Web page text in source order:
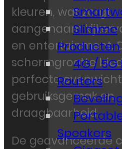
Slimme
Producten
4G /
Routers
Speakers
kleuren, wat zorgt
aangenaam
en entertainment.
schermgrootte
perfecte
gebruiksgemak en
draagbaarheid.
De geavanceerde